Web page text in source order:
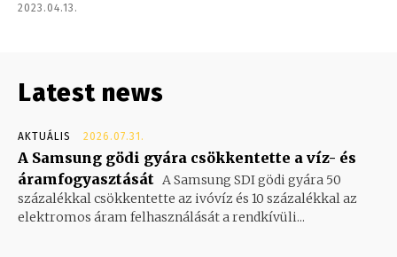
2023.04.13.
Latest news
AKTUÁLIS 2026.07.31.
A Samsung gödi gyára csökkentette a víz- és
áramfogyasztását A Samsung SDI gödi gyára 50
százalékkal csökkentette az ivóvíz és 10 százalékkal az
elektromos áram felhasználását a rendkívüli...